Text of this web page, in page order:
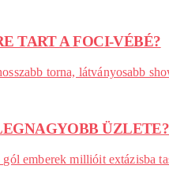
TART A FOCI-VÉBÉ?
torna, látványosabb
emberek millióit extázisba